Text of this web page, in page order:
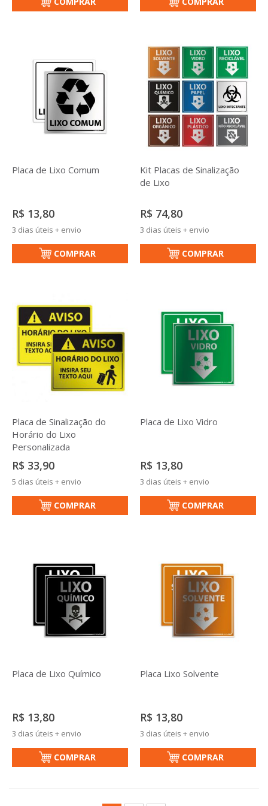
Placa de Lixo Comum
R$ 13,80
3 dias úteis + envio
COMPRAR
Kit Placas de Sinalização
de Lixo
R$ 74,80
3 dias úteis + envio
COMPRAR
Placa de Sinalização do
Horário do Lixo
Personalizada
R$ 33,90
5 dias úteis + envio
COMPRAR
Placa de Lixo Vidro
R$ 13,80
3 dias úteis + envio
COMPRAR
Placa de Lixo Químico
R$ 13,80
3 dias úteis + envio
COMPRAR
Placa Lixo Solvente
R$ 13,80
3 dias úteis + envio
COMPRAR